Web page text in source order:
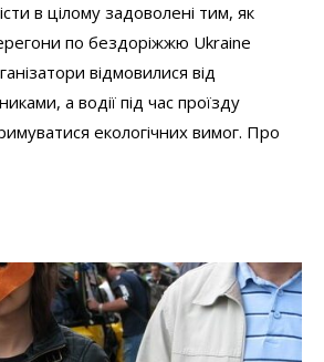
в цілому задоволені тим, як
по бездоріжжю Ukraine
відмовилися від
а водії під час проїзду
екологічних вимог. Про